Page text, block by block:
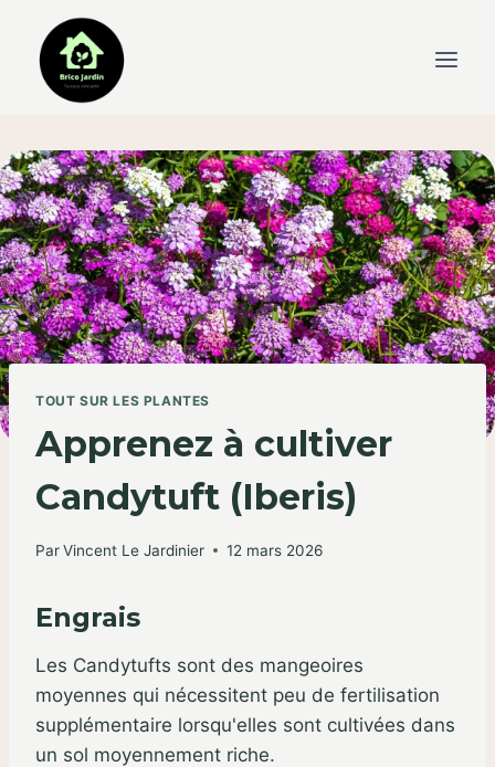
content
TOUT SUR LES PLANTES
Apprenez à cultiver
Candytuft (Iberis)
ParVincent Le Jardinier 12 mars 2026
Engrais
Les Candytufts sont des mangeoires
moyennes qui nécessitent peu de fertilisation
supplémentaire lorsqu'elles sont cultivées dans
un sol moyennement riche.